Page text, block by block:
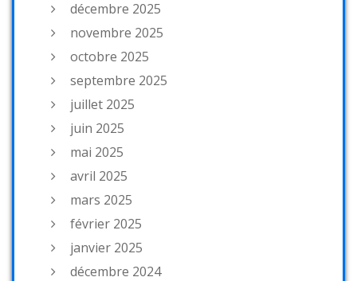
décembre 2025
novembre 2025
octobre 2025
septembre 2025
juillet 2025
juin 2025
mai 2025
avril 2025
mars 2025
février 2025
janvier 2025
décembre 2024